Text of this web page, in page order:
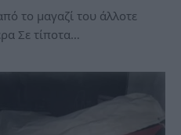
το μαγαζί του άλλοτε
Σε τίποτα…